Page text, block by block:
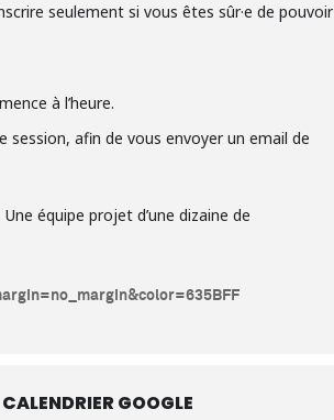
seulement si vous êtes sûr·e de pouvoir
à l’heure.
afin de vous envoyer un email de
équipe projet d’une dizaine de
CALENDRIER GOOGLE